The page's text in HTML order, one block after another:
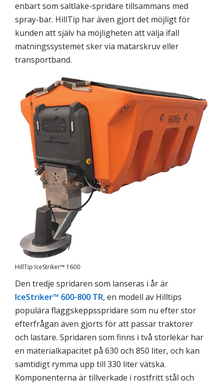
enbart som saltlake-spridare tillsammans med
spray-bar. HillTip har även gjort det möjligt för
kunden att själv ha möjligheten att välja ifall
matningssystemet sker via matarskruv eller
transportband.
HillTip IceStriker™ 1600
Den tredje spridaren som lanseras i år är
IceStriker™ 600-800 TR, en modell av Hilltips
populära flaggskeppsspridare som nu efter stor
efterfrågan även gjorts för att passar traktorer
och lastare. Spridaren som finns i två storlekar har
en materialkapacitet på 630 och 850 liter, och kan
samtidigt rymma upp till 330 liter vätska.
Komponenterna är tillverkade i rostfritt stål och